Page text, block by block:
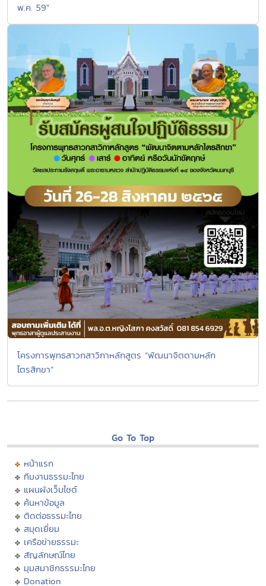
พ.ค. 59"
โครงการพุทธสาวกสาวิกาหลักสูตร “พัฒนาจิตตามหลัก
ไตรสิกขา”
Go To Top
หน้าแรก
ทีมงานธรรมะไทย
แผนผังเว็บไซต์
ค้นหาข้อมูล
ติดต่อธรรมะไทย
สมุดเยี่ยม
เครือข่ายธรรมะ
สัญลักษณ์ไทย
มุมสมาชิกธรรมะไทย
Donation